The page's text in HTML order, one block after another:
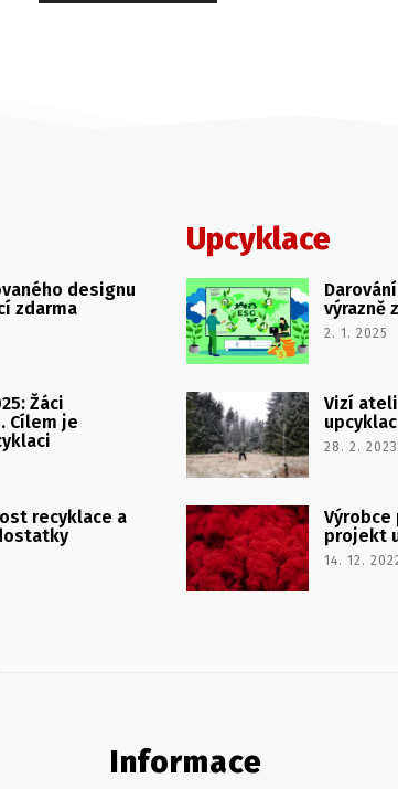
designu
zdarma
Žáci
Cílem je
recyklace a
Upcyklace
výrazně
2. 1. 2025
Vizí
28. 2. 2023
projekt
14. 12.
Informace